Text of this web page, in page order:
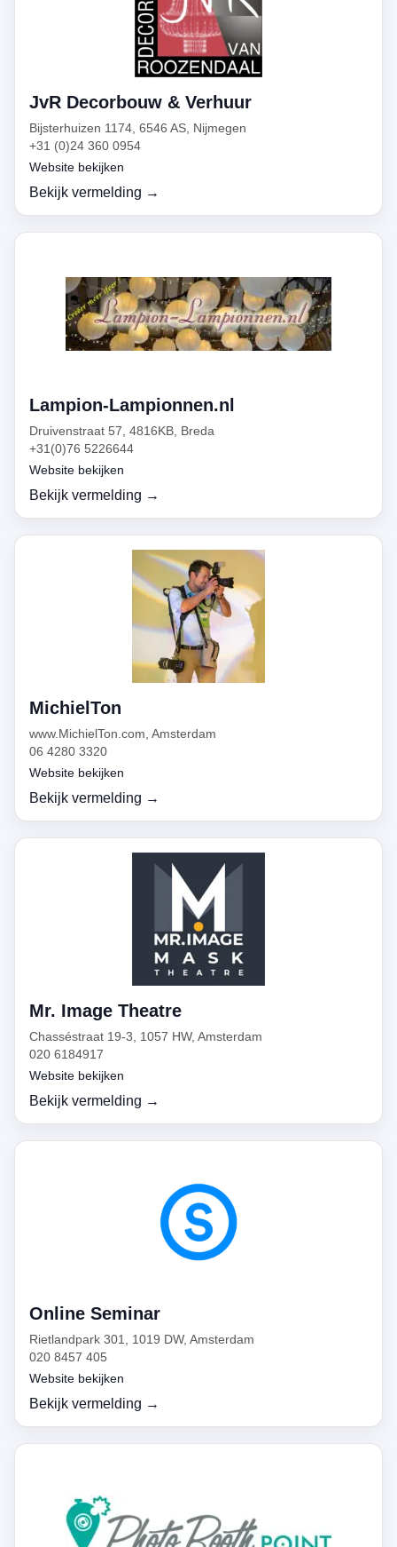
JvR Decorbouw & Verhuur
Bijsterhuizen 1174, 6546 AS, Nijmegen
+31 (0)24 360 0954
Website bekijken
Bekijk vermelding →
Lampion-Lampionnen.nl
Druivenstraat 57, 4816KB, Breda
+31(0)76 5226644
Website bekijken
Bekijk vermelding →
MichielTon
www.MichielTon.com, Amsterdam
06 4280 3320
Website bekijken
Bekijk vermelding →
Mr. Image Theatre
Chasséstraat 19-3, 1057 HW, Amsterdam
020 6184917
Website bekijken
Bekijk vermelding →
Online Seminar
Rietlandpark 301, 1019 DW, Amsterdam
020 8457 405
Website bekijken
Bekijk vermelding →